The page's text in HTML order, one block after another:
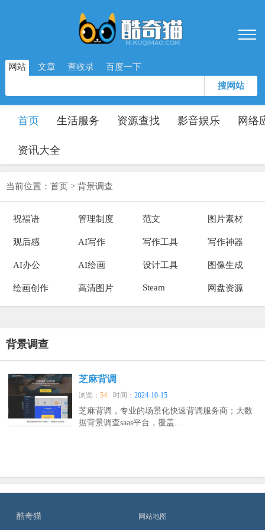
网站 文章 查收录 百度一下
搜网站
首页 生活服务 资源查找 影音娱乐 网络
资讯大全
当前位置： 首页 > 背景调查
祝福语 管理制度 范文 图片素材
观后感 AI写作 写作工具 写作神器
AI办公 AI绘画 设计工具 图像生成
绘画创作 高清图片 Steam 网盘资源
背景调查
芝麻背调
浏览：54 时间：2024-10-15
芝麻背调，专业的场景化快速背调服务商；大数
据背景调查saas平台，覆盖...
酷奇猫 网站地图